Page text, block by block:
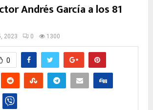
Andrés García a los 81
2023 0 1300
0